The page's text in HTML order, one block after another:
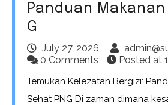
Panduan Makanan
G
July 27, 2026
0 Comments
Posted at
Temukan Kelezatan Bergizi:
Sehat PNG Di zaman dimana